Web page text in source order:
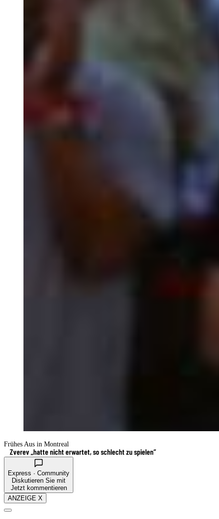
Frühes Aus in Montreal
Zverev „hatte nicht erwartet, so schlecht zu spielen“
Express · Community
Diskutieren Sie mit
Jetzt kommentieren
ANZEIGE X